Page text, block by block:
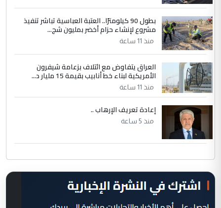
بطول 90 كيلومترًا.. العتبة العباسية تباشر تنفيذ
مشروع لإنشاء حزام أخضر بمليون شج...
منذ 11 ساعة
العراق يتفاوض مع ائتلاف بزعامة شيفرون
الأمريكية لبناء خط أنابيب بقيمة 15 مليار د...
منذ 11 ساعة
إعادة تعريف الإرهاب ..
منذ 5 ساعة